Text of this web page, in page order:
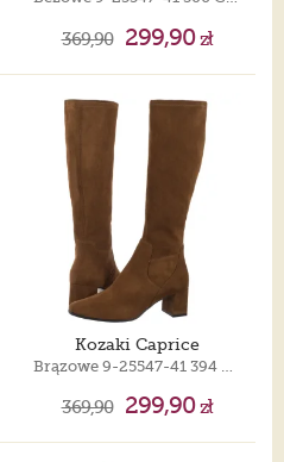
369,90 299,90zł
Kozaki Caprice
369,90 299,90zł